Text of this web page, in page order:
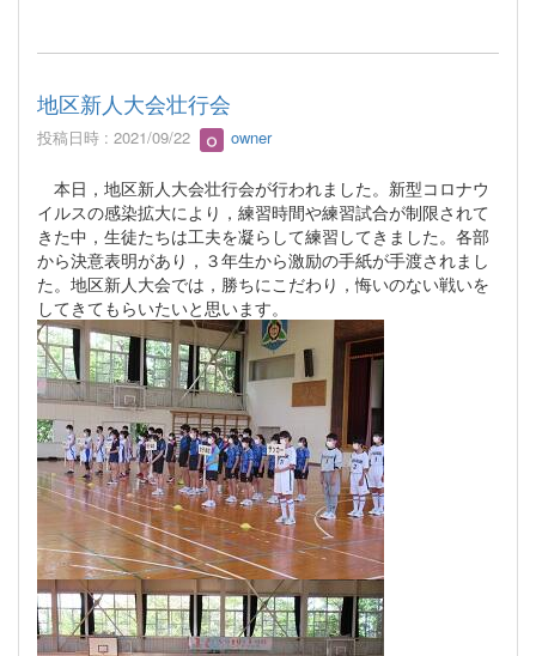
地区新人大会壮行会
投稿日時 : 2021/09/22 owner
本日，地区新人大会壮行会が行われました。新型コロナウ
イルスの感染拡大により，練習時間や練習試合が制限されて
きた中，生徒たちは工夫を凝らして練習してきました。各部
から決意表明があり，３年生から激励の手紙が手渡されまし
た。地区新人大会では，勝ちにこだわり，悔いのない戦いを
してきてもらいたいと思います。